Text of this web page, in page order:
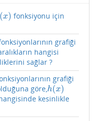
(x)
)
fonksiyonu için
grafiği
hangisi
sağlar ?
grafiği
göre,h(x)
h(x)
kesinlikle